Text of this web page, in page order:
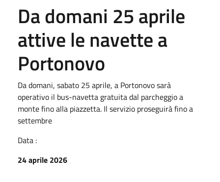
Da domani 25 aprile
attive le navette a
Portonovo
Da domani, sabato 25 aprile, a Portonovo sarà
operativo il bus-navetta gratuita dal parcheggio a
monte fino alla piazzetta. Il servizio proseguirà fino a
settembre
Data :
24 aprile 2026